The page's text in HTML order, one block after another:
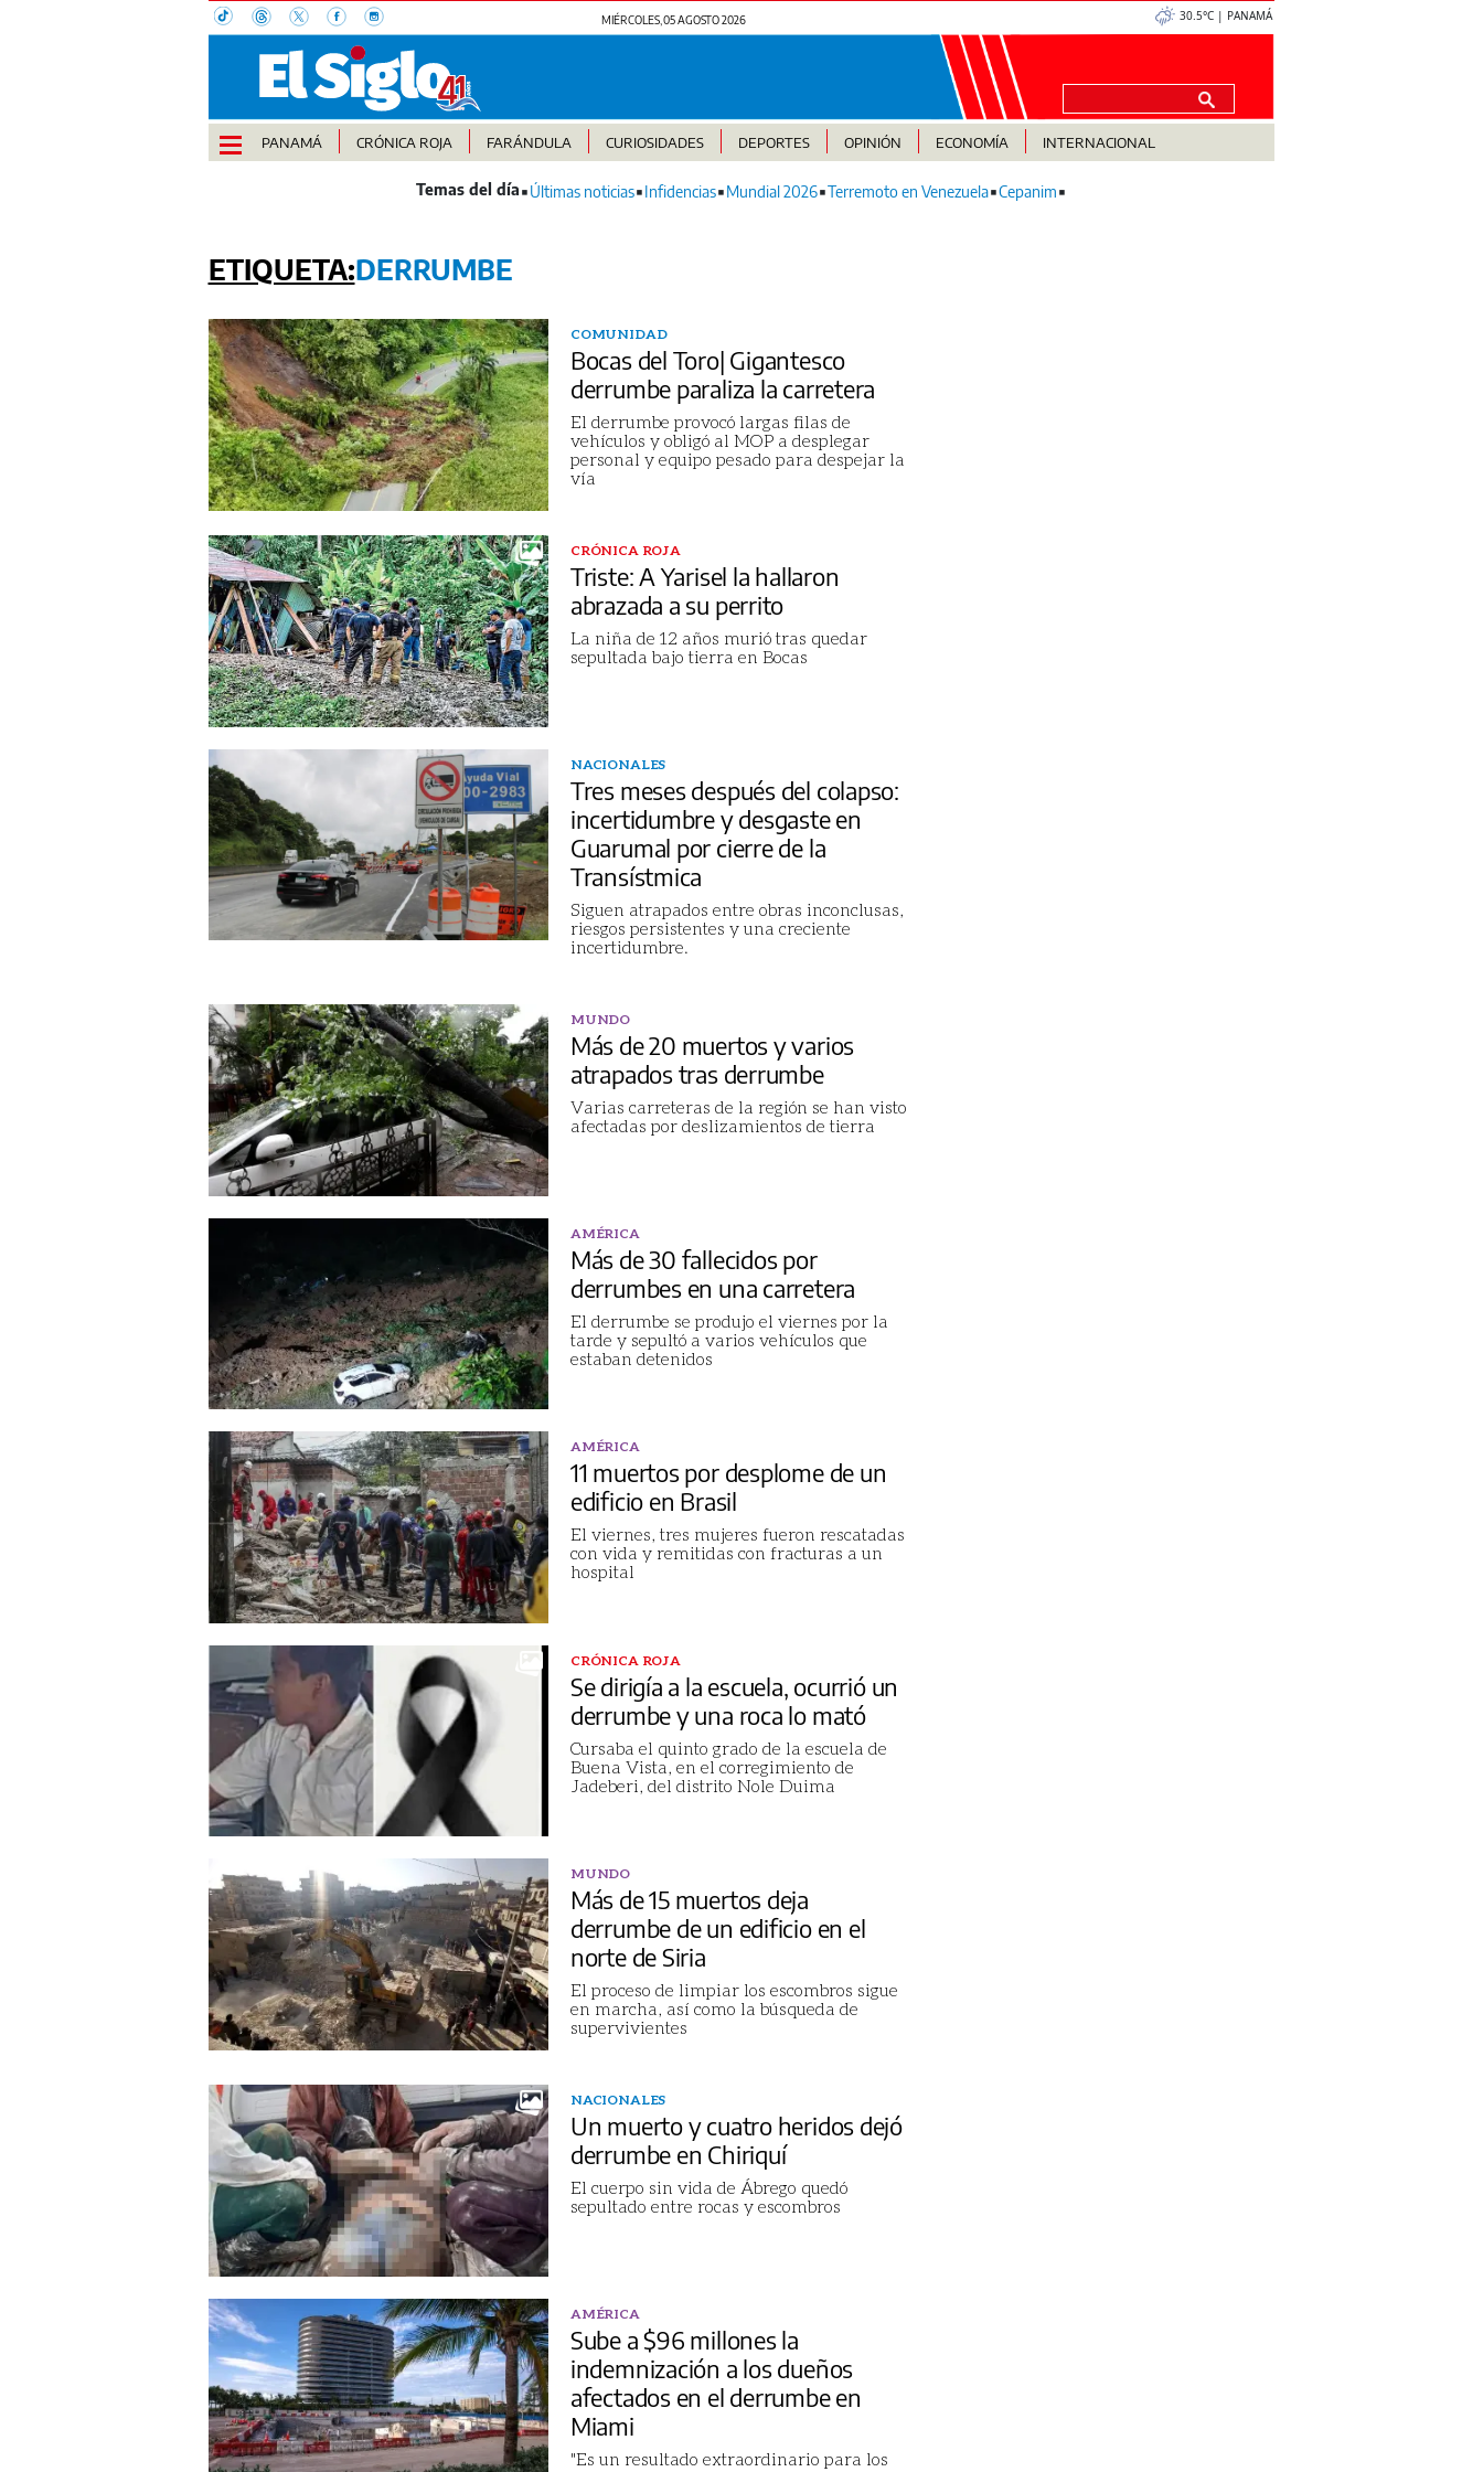
MIÉRCOLES, 05 AGOSTO 2026 30.5°C | PANAMÁ
PANAMÁ CRÓNICA ROJA FARÁNDULA CURIOSIDADES DEPORTES OPINIÓN ECONOMÍA INTERNACIONAL
Últimas noticias Infidencias Mundial 2026 Terremoto en Venezuela Cepanim
DERRUMBE
COMUNIDAD
Bocas del Toro| Gigantesco
derrumbe paraliza la carretera
El derrumbe provocó largas filas de
vehículos y obligó al MOP a desplegar
personal y equipo pesado para despejar la
vía
CRÓNICA ROJA
Triste: A Yarisel la hallaron
abrazada a su perrito
La niña de 12 años murió tras quedar
sepultada bajo tierra en Bocas
NACIONALES
Tres meses después del colapso:
incertidumbre y desgaste en
Guarumal por cierre de la
Transístmica
Siguen atrapados entre obras inconclusas,
riesgos persistentes y una creciente
incertidumbre.
MUNDO
Más de 20 muertos y varios
atrapados tras derrumbe
Varias carreteras de la región se han visto
afectadas por deslizamientos de tierra
AMÉRICA
Más de 30 fallecidos por
derrumbes en una carretera
El derrumbe se produjo el viernes por la
tarde y sepultó a varios vehículos que
estaban detenidos
AMÉRICA
11 muertos por desplome de un
edificio en Brasil
El viernes, tres mujeres fueron rescatadas
con vida y remitidas con fracturas a un
hospital
CRÓNICA ROJA
Se dirigía a la escuela, ocurrió un
derrumbe y una roca lo mató
Cursaba el quinto grado de la escuela de
Buena Vista, en el corregimiento de
Jadeberi, del distrito Nole Duima
MUNDO
Más de 15 muertos deja
derrumbe de un edificio en el
norte de Siria
El proceso de limpiar los escombros sigue
en marcha, así como la búsqueda de
supervivientes
NACIONALES
Un muerto y cuatro heridos dejó
derrumbe en Chiriquí
El cuerpo sin vida de Ábrego quedó
sepultado entre rocas y escombros
AMÉRICA
Sube a $96 millones la
indemnización a los dueños
afectados en el derrumbe en
Miami
"Es un resultado extraordinario para los